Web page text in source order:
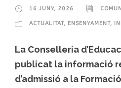
16 JUNY, 2026
ACTUALITAT, ENSENYAMENT,
La Conselleria
publicat la informació
d’admissió a la